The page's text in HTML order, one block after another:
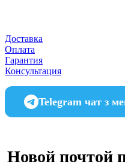
Доставка
Оплата
Гарантия
Консультация
Telegram чат з
Новой почтой